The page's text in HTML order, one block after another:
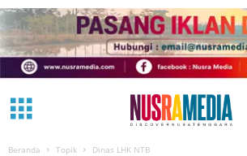
Beranda Topik Dinas LHK NTB